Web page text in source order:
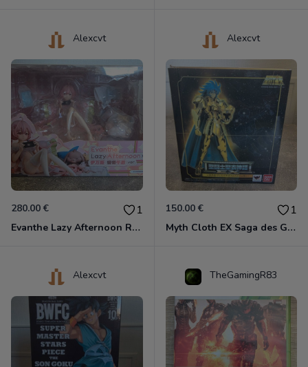
Alexcvt
280.00 € 1
Evanthe Lazy Afternoon Red Pride of Eden
Alexcvt
150.00 € 1
Myth Cloth EX Saga des Gémeaux
Alexcvt TheGamingR83